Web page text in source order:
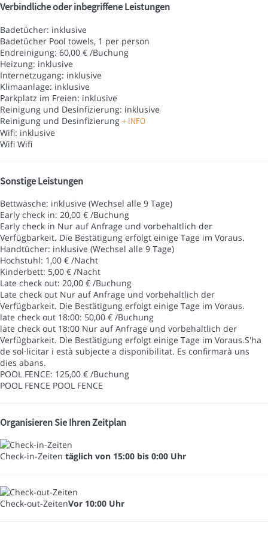
Verbindliche oder inbegriffene Leistungen
Badetücher: inklusive
Badetücher Pool towels, 1 per person
Endreinigung: 60,00 € /Buchung
Heizung: inklusive
Internetzugang: inklusive
Klimaanlage: inklusive
Parkplatz im Freien: inklusive
Reinigung und Desinfizierung: inklusive
Reinigung und Desinfizierung + INFO
Wifi: inklusive
Wifi Wifi
Sonstige Leistungen
Bettwäsche: inklusive (Wechsel alle 9 Tage)
Early check in: 20,00 € /Buchung
Early check in Nur auf Anfrage und vorbehaltlich der
Verfügbarkeit. Die Bestätigung erfolgt einige Tage im Voraus.
Handtücher: inklusive (Wechsel alle 9 Tage)
Hochstuhl: 1,00 € /Nacht
Kinderbett: 5,00 € /Nacht
Late check out: 20,00 € /Buchung
Late check out Nur auf Anfrage und vorbehaltlich der
Verfügbarkeit. Die Bestätigung erfolgt einige Tage im Voraus.
late check out 18:00: 50,00 € /Buchung
late check out 18:00 Nur auf Anfrage und vorbehaltlich der
Verfügbarkeit. Die Bestätigung erfolgt einige Tage im Voraus.S'ha
de sol·licitar i està subjecte a disponibilitat. Es confirmarà uns
dies abans.
POOL FENCE: 125,00 € /Buchung
POOL FENCE POOL FENCE
Organisieren Sie Ihren Zeitplan
Check-in-Zeiten täglich von 15:00 bis 0:00 Uhr
Check-out-ZeitenVor 10:00 Uhr